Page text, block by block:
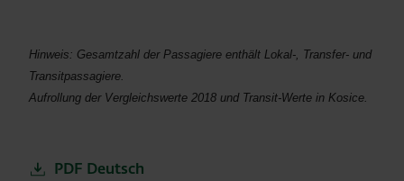
Hinweis: Gesamtzahl der Passagiere enthält Lokal-, Transfer- und
Transitpassagiere.
Aufrollung der Vergleichswerte 2018 und Transit-Werte in Kosice.
PDF Deutsch